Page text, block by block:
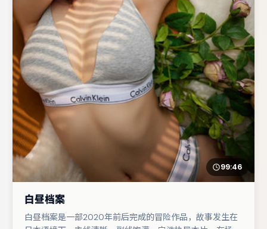
99:46
白昼档案
白昼档案是一部2020年前后完成的冒险作品，故事发生在